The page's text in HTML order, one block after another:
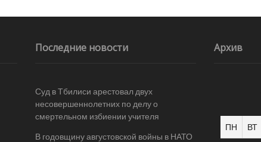
Последние новости
Суд в Тбилиси арестовал двух
несовершеннолетних по делу о
смертельном избиении учителя
В годовщину августовской войны в НАТО
Архив
ПН ВТ